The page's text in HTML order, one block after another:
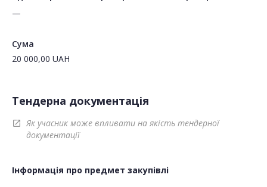
—
Сума
20 000,00 UAH
Тендерна документація
open_in_new
Як учасник може впливати на якість тендерної
документації
Інформація про предмет закупівлі